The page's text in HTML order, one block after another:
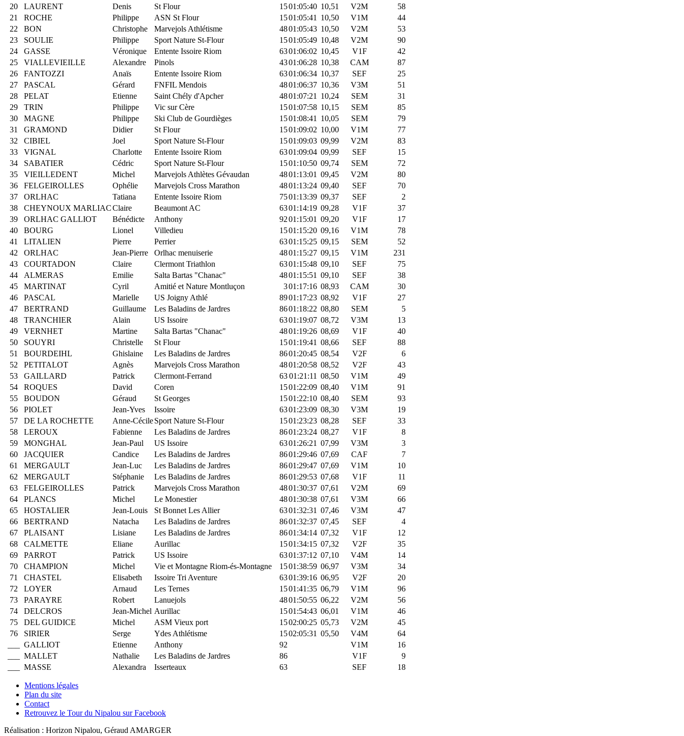
20
LAURENT Denis St Flour 1501:05:40 10,51 V2M
58
21
ROCHE Philippe ASN St Flour 1501:05:41 10,50 V1M
44
22
BON Christophe Marvejols Athlétisme 4801:05:43 10,50 V2M
53
23
SOULIE Philippe Sport Nature St-Flour 1501:05:49 10,48 V2M
90
24
GASSE Véronique Entente Issoire Riom 6301:06:02 10,45 V1F
42
25
VIALLEVIEILLE Alexandre Pinols 4301:06:28 10,38 CAM
87
26
FANTOZZI Anaïs Entente Issoire Riom 6301:06:34 10,37 SEF
25
27
PASCAL Gérard FNFIL Mendois 4801:06:37 10,36 V3M
51
28
PELAT Etienne Saint Chély d'Apcher 4801:07:21 10,24 SEM
31
29
TRIN Philippe Vic sur Cère 1501:07:58 10,15 SEM
85
30
MAGNE Philippe Ski Club de Gourdièges 1501:08:41 10,05 SEM
79
31
GRAMOND Didier St Flour 1501:09:02 10,00 V1M
77
32
CIBIEL Joel Sport Nature St-Flour 1501:09:03 09,99 V2M
83
33
VIGNAL Charlotte Entente Issoire Riom 6301:09:04 09,99 SEF
15
34
SABATIER Cédric Sport Nature St-Flour 1501:10:50 09,74 SEM
72
35
VIEILLEDENT Michel Marvejols Athlètes Gévaudan 4801:13:01 09,45 V2M
80
36
FELGEIROLLES Ophélie Marvejols Cross Marathon 4801:13:24 09,40 SEF
70
37
ORLHAC Tatiana Entente Issoire Riom 7501:13:39 09,37 SEF
2
38
CHEYNOUX MARLIACClaire Beaumont AC 6301:14:19 09,28 V1F
37
39
ORLHAC GALLIOT Bénédicte Anthony 9201:15:01 09,20 V1F
17
40
BOURG Lionel Villedieu 1501:15:20 09,16 V1M
78
41
LITALIEN Pierre Perrier 6301:15:25 09,15 SEM
52
42
ORLHAC Jean-Pierre Orlhac menuiserie 4801:15:27 09,15 V1M
231
43
COURTADON Claire Clermont Triathlon 6301:15:48 09,10 SEF
75
44
ALMERAS Emilie Salta Bartas "Chanac" 4801:15:51 09,10 SEF
38
45
MARTINAT Cyril Amitié et Nature Montluçon 301:17:16 08,93 CAM
30
46
PASCAL Marielle US Joigny Athlé 8901:17:23 08,92 V1F
27
47
BERTRAND Guillaume Les Baladins de Jardres 8601:18:22 08,80 SEM
5
48
TRANCHIER Alain US Issoire 6301:19:07 08,72 V3M
13
49
VERNHET Martine Salta Bartas "Chanac" 4801:19:26 08,69 V1F
40
50
SOUYRI Christelle St Flour 1501:19:41 08,66 SEF
88
51
BOURDEIHL Ghislaine Les Baladins de Jardres 8601:20:45 08,54 V2F
6
52
PETITALOT Agnès Marvejols Cross Marathon 4801:20:58 08,52 V2F
43
53
GAILLARD Patrick Clermont-Ferrand 6301:21:11 08,50 V1M
49
54
ROQUES David Coren 1501:22:09 08,40 V1M
91
55
BOUDON Géraud St Georges 1501:22:10 08,40 SEM
93
56
PIOLET Jean-Yves Issoire 6301:23:09 08,30 V3M
19
57
DE LA ROCHETTE Anne-CécileSport Nature St-Flour 1501:23:23 08,28 SEF
33
58
LEROUX Fabienne Les Baladins de Jardres 8601:23:24 08,27 V1F
8
59
MONGHAL Jean-Paul US Issoire 6301:26:21 07,99 V3M
3
60
JACQUIER Candice Les Baladins de Jardres 8601:29:46 07,69 CAF
7
61
MERGAULT Jean-Luc Les Baladins de Jardres 8601:29:47 07,69 V1M
10
62
MERGAULT Stéphanie Les Baladins de Jardres 8601:29:53 07,68 V1F
11
63
FELGEIROLLES Patrick Marvejols Cross Marathon 4801:30:37 07,61 V2M
69
64
PLANCS Michel Le Monestier 4801:30:38 07,61 V3M
66
65
HOSTALIER Jean-Louis St Bonnet Les Allier 6301:32:31 07,46 V3M
47
66
BERTRAND Natacha Les Baladins de Jardres 8601:32:37 07,45 SEF
4
67
PLAISANT Lisiane Les Baladins de Jardres 8601:34:14 07,32 V1F
12
68
CALMETTE Eliane Aurillac 1501:34:15 07,32 V2F
35
69
PARROT Patrick US Issoire 6301:37:12 07,10 V4M
14
70
CHAMPION Michel Vie et Montagne Riom-és-Montagne 1501:38:59 06,97 V3M
34
71
CHASTEL Elisabeth Issoire Tri Aventure 6301:39:16 06,95 V2F
20
72
LOYER Arnaud Les Ternes 1501:41:35 06,79 V1M
96
73
PARAYRE Robert Lanuejols 4801:50:55 06,22 V2M
56
74
DELCROS Jean-Michel Aurillac 1501:54:43 06,01 V1M
46
75
DEL GUIDICE Michel ASM Vieux port 1502:00:25 05,73 V2M
45
76
SIRIER Serge Ydes Athlétisme 1502:05:31 05,50 V4M
64
GALLIOT Etienne Anthony 92 V1M
16
MALLET Nathalie Les Baladins de Jardres 86 V1F
9
MASSE Alexandra Isserteaux 63 SEF 18
Mentions légales
Plan du site
Contact
Retrouvez le Tour du Nipalou sur Facebook
Réalisation : Horizon Nipalou, Géraud AMARGER